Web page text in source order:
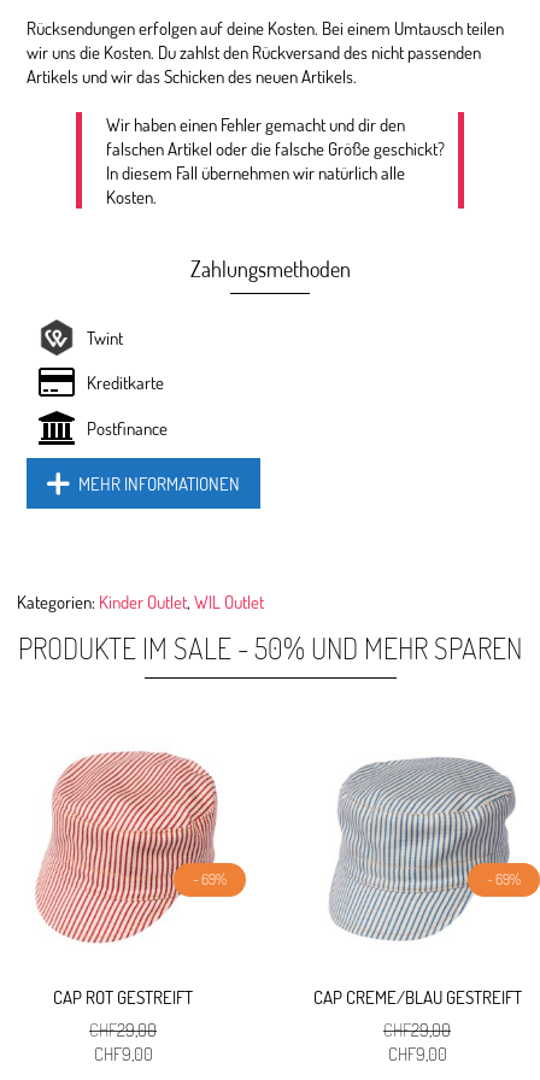
Rücksendungen erfolgen auf deine Kosten. Bei einem Umtausch teilen
wir uns die Kosten. Du zahlst den Rückversand des nicht passenden
Artikels und wir das Schicken des neuen Artikels.
Wir haben einen Fehler gemacht und dir den
falschen Artikel oder die falsche Größe geschickt?
In diesem Fall übernehmen wir natürlich alle
Kosten.
Zahlungsmethoden
Twint
Kreditkarte
Postfinance
MEHR INFORMATIONEN
Kategorien: Kinder Outlet,WIL Outlet
PRODUKTE IM SALE - 50% UND MEHR SPAREN
- 69%
CAP ROT GESTREIFT
CHF29,00
Ursprünglicher
CHF9,00Aktueller
- 69%
CAP CREME/BLAU GESTREIFT
CHF29,00
Ursprünglicher
CHF9,00Aktueller